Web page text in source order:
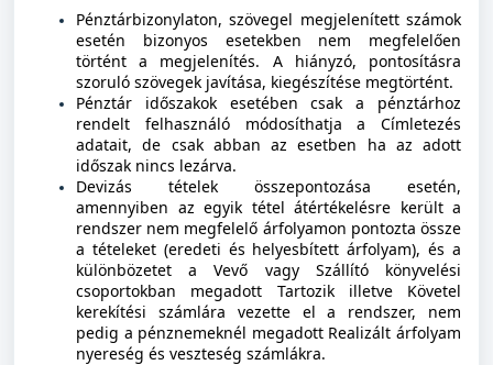
Pénztárbizonylaton, szövegel megjelenített számok
esetén bizonyos esetekben nem megfelelően
történt a megjelenítés. A hiányzó, pontosításra
szoruló szövegek javítása, kiegészítése megtörtént.
Pénztár időszakok esetében csak a pénztárhoz
rendelt felhasználó módosíthatja a Címletezés
adatait, de csak abban az esetben ha az adott
időszak nincs lezárva.
Devizás tételek összepontozása esetén,
amennyiben az egyik tétel átértékelésre került a
rendszer nem megfelelő árfolyamon pontozta össze
a tételeket (eredeti és helyesbített árfolyam), és a
különbözetet a Vevő vagy Szállító könyvelési
csoportokban megadott Tartozik illetve Követel
kerekítési számlára vezette el a rendszer, nem
pedig a pénznemeknél megadott Realizált árfolyam
nyereség és veszteség számlákra.